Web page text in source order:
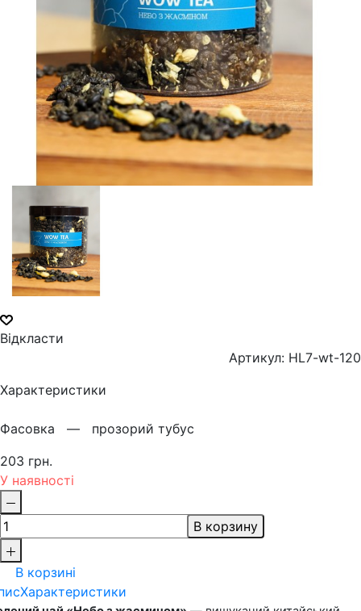
Відкласти
Артикул: HL7-wt-120
Характеристики
Фасовка — прозорий тубус
203 грн.
У наявності
В корзину
В корзині
Характеристики